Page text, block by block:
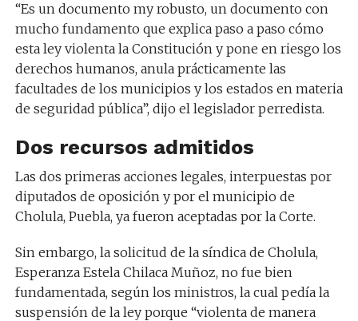
“Es un documento my robusto, un documento con
mucho fundamento que explica paso a paso cómo
esta ley violenta la Constitución y pone en riesgo los
derechos humanos, anula prácticamente las
facultades de los municipios y los estados en materia
de seguridad pública”, dijo el legislador perredista.
Dos recursos admitidos
Las dos primeras acciones legales, interpuestas por
diputados de oposición y por el municipio de
Cholula, Puebla, ya fueron aceptadas por la Corte.
Sin embargo, la solicitud de la síndica de Cholula,
Esperanza Estela Chilaca Muñoz, no fue bien
fundamentada, según los ministros, la cual pedía la
suspensión de la ley porque “violenta de manera